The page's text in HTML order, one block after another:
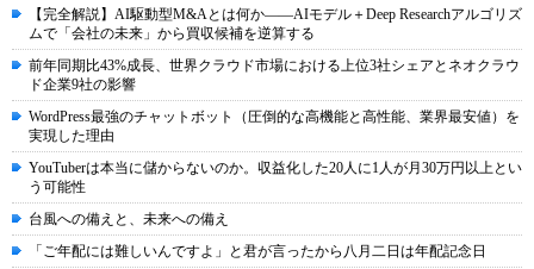
【完全解説】AI駆動型M&Aとは何か――AIモデル＋Deep Researchアルゴリズ
ムで「会社の未来」から買収候補を逆算する
前年同期比43%成長、世界クラウド市場における上位3社シェアとネオクラウ
ド企業9社の影響
WordPress最強のチャットボット（圧倒的な高機能と高性能、業界最安値）を
実現した理由
YouTuberは本当に儲からないのか。収益化した20人に1人が月30万円以上とい
う可能性
台風への備えと、未来への備え
「ご年配には難しいんですよ」と君が言ったから八月二日は年配記念日